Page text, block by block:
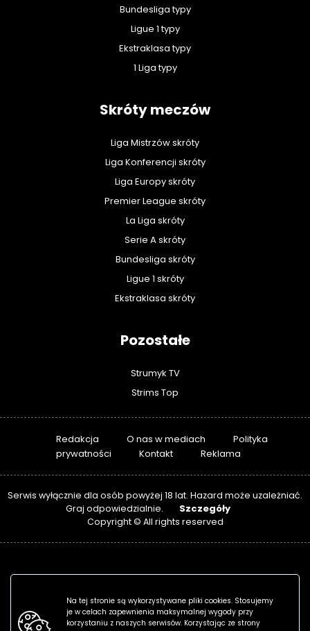
Bundesliga typy
Ligue 1 typy
Ekstraklasa typy
1 Liga typy
Skróty meczów
Liga Mistrzów skróty
Liga Konferencji skróty
Liga Europy skróty
Premier League skróty
La Liga skróty
Serie A skróty
Bundesliga skróty
Ligue 1 skróty
Ekstraklasa skróty
Pozostałe
Strumyk TV
Strims Top
Redakcja O nas w mediach
Polityka
prywatności
Kontakt Reklama
Serwis wyłącznie dla osób powyżej 18 lat. Hazard może uzależniać.
Graj odpowiedzialnie.
Szczegóły
Copyright © All rights reserved
Na tej stronie są wykorzystywane pliki cookies. Stosujemy
je w celach zapewnienia maksymalnej wygody przy
korzystaniu z naszych serwisów. Korzystając ze strony